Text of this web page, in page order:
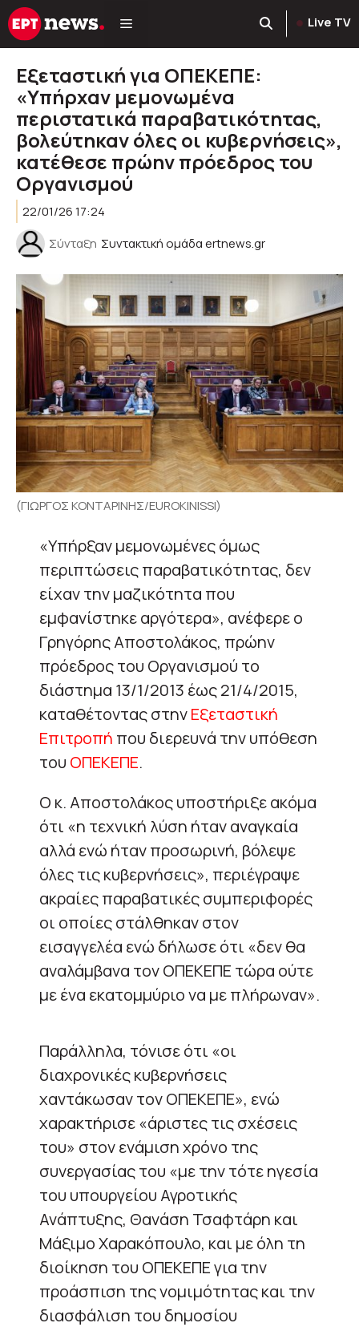
Μετάβαση
σε
Live TV
Εξεταστική για ΟΠΕΚΕΠΕ:
«Υπήρχαν μεμονωμένα
περιστατικά παραβατικότητας,
βολεύτηκαν όλες οι κυβερνήσεις»,
κατέθεσε πρώην πρόεδρος του
Οργανισμού
22/01/26 17:24
Σύνταξη Συντακτική ομάδα ertnews.gr
(ΓΙΩΡΓΟΣ ΚΟΝΤΑΡΙΝΗΣ/EUROKINISSI)
«Υπήρξαν μεμονωμένες όμως
περιπτώσεις παραβατικότητας, δεν
είχαν την μαζικότητα που
εμφανίστηκε αργότερα», ανέφερε ο
Γρηγόρης Αποστολάκος, πρώην
πρόεδρος του Οργανισμού το
διάστημα 13/1/2013 έως 21/4/2015,
καταθέτοντας στηνΕξεταστική
Επιτροπή που διερευνά την υπόθεση
του ΟΠΕΚΕΠΕ.
Ο κ. Αποστολάκος υποστήριξε ακόμα
ότι «η τεχνική λύση ήταν αναγκαία
αλλά ενώ ήταν προσωρινή, βόλεψε
όλες τις κυβερνήσεις», περιέγραψε
ακραίες παραβατικές συμπεριφορές
οι οποίες στάλθηκαν στον
εισαγγελέα ενώ δήλωσε ότι «δεν θα
αναλάμβανα τον ΟΠΕΚΕΠΕ τώρα ούτε
με ένα εκατομμύριο να με πλήρωναν».
Παράλληλα, τόνισε ότι «οι
διαχρονικές κυβερνήσεις
χαντάκωσαν τον ΟΠΕΚΕΠΕ», ενώ
χαρακτήρισε «άριστες τις σχέσεις
του» στον ενάμιση χρόνο της
συνεργασίας του «με την τότε ηγεσία
του υπουργείου Αγροτικής
Ανάπτυξης, Θανάση Τσαφτάρη και
Μάξιμο Χαρακόπουλο, και με όλη τη
διοίκηση του ΟΠΕΚΕΠΕ για την
προάσπιση της νομιμότητας και την
διασφάλιση του δημοσίου